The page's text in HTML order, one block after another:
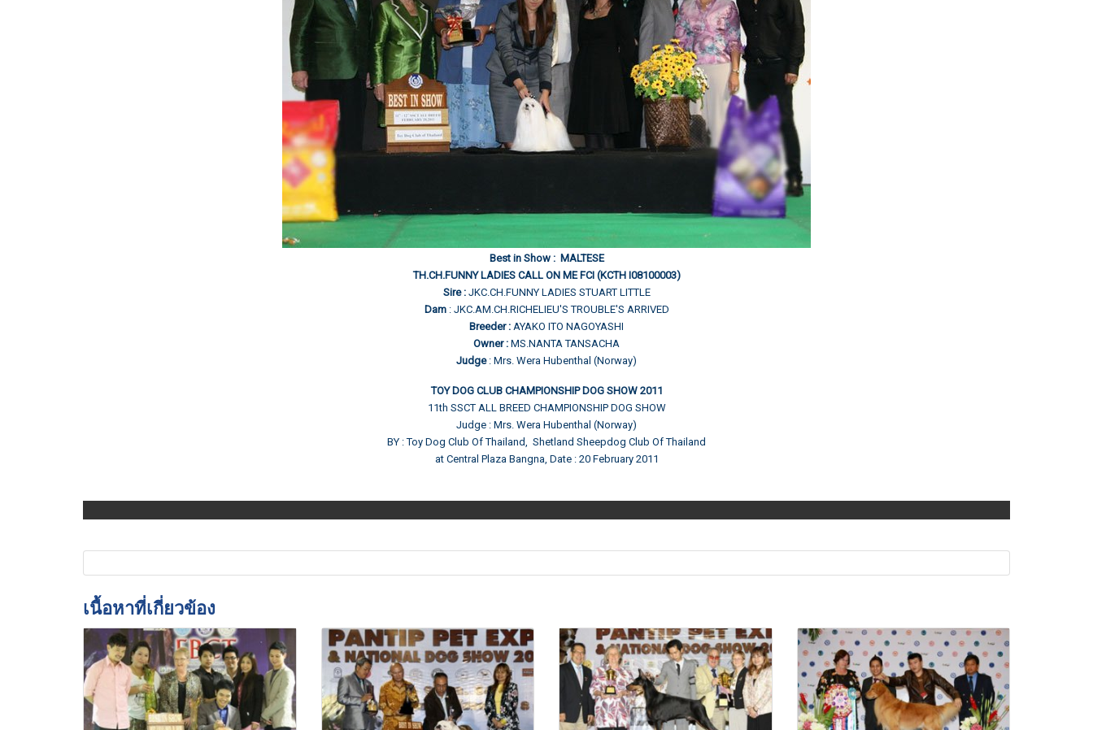
Best in Show : MALTESE
TH.CH.FUNNY LADIES CALL ON ME FCI (KCTH I08100003)
Sire :JKC.CH.FUNNY LADIES STUART LITTLE
Dam : JKC.AM.CH.RICHELIEU'S TROUBLE'S ARRIVED
Breeder : AYAKO ITO NAGOYASHI
Owner : MS.NANTA TANSACHA
Judge : Mrs. Wera Hubenthal (Norway)
TOY DOG CLUB CHAMPIONSHIP DOG SHOW 2011
11th SSCT ALL BREED CHAMPIONSHIP DOG SHOW
Judge : Mrs. Wera Hubenthal (Norway)
BY : Toy Dog Club Of Thailand, Shetland Sheepdog Club Of Thailand
at Central Plaza Bangna, Date : 20 February 2011
เนื้อหาที่เกี่ยวข้อง